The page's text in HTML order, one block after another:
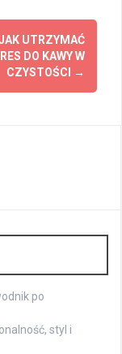
UTRZYMAĆ
DO KAWY W
CZYSTOŚCI
→
po
styl i